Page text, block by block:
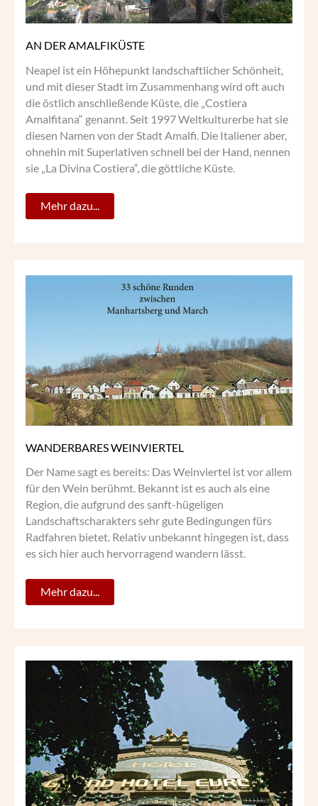
AN DER AMALFIKÜSTE
Neapel ist ein Höhepunkt landschaftlicher Schönheit,
und mit dieser Stadt im Zusammenhang wird oft auch
die östlich anschließende Küste, die „Costiera
Amalfitana“ genannt. Seit 1997 Weltkulturerbe hat sie
diesen Namen von der Stadt Amalfi. Die Italiener aber,
ohnehin mit Superlativen schnell bei der Hand, nennen
sie „La Divina Costiera“, die göttliche Küste.
Mehr dazu...
WANDERBARES WEINVIERTEL
Der Name sagt es bereits: Das Weinviertel ist vor allem
für den Wein berühmt. Bekannt ist es auch als eine
Region, die aufgrund des sanft-hügeligen
Landschaftscharakters sehr gute Bedingungen fürs
Radfahren bietet. Relativ unbekannt hingegen ist, dass
es sich hier auch hervorragend wandern lässt.
WANDERBARES
Mehr dazu...
LEBEN
IM
HOTEL